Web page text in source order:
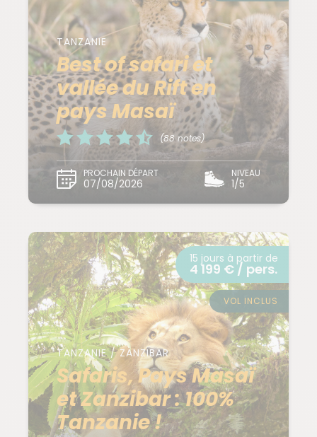
TANZANIE
Best of safari et
vallée du Rift en
pays Masaï
(88 notes)
PROCHAIN DÉPART
07/08/2026
NIVEAU
1/5
TANZANIE / ZANZIBAR
Safaris, Pays Masaï
et Zanzibar : 100%
Tanzanie !
15 jours à partir de
4 199 € / pers.
VOL INCLUS